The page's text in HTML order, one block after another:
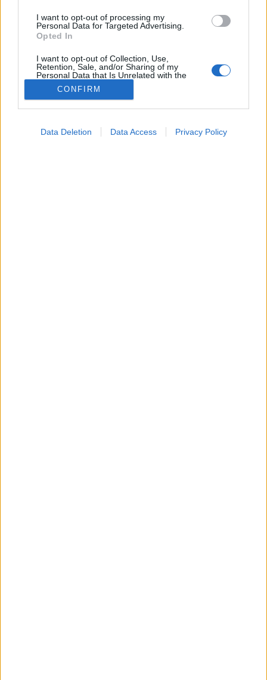
I want to opt-out of processing my
Personal Data for Targeted Advertising.
Opted In
I want to opt-out of Collection, Use,
Retention, Sale, and/or Sharing of my
Personal Data that Is Unrelated with the
Purposes for which it was collected.
Opted Out
CONFIRM
Data Deletion Data Access Privacy Policy